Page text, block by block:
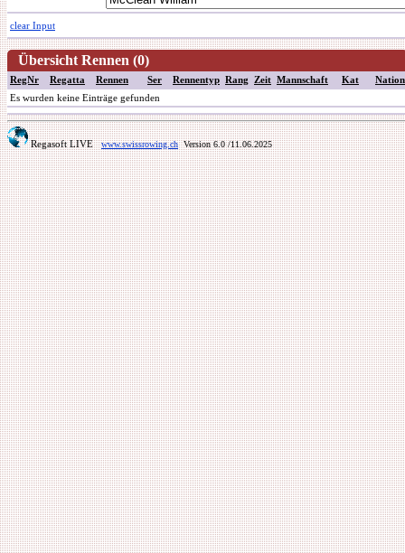
clear Input
Übersicht Rennen (0)
RegNr Regatta Rennen Ser Rennentyp Rang Zeit Mannschaft Kat
Nation
Es wurden keine Einträge gefunden
Regasoft LIVE www.swissrowing.chVersion 6.0/11.06.2025